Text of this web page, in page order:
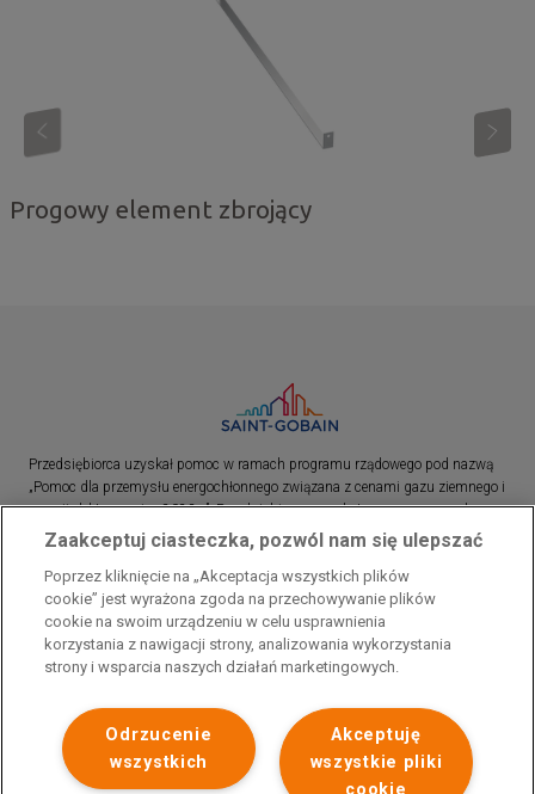
Progowy element zbrojący
Przedsiębiorca uzyskał pomoc w ramach programu rządowego pod nazwą
„Pomoc dla przemysłu energochłonnego związana z cenami gazu ziemnego i
energii elektrycznej w 2023 r.”. Przedsiębiorca uzyskał pomoc w ramach
programu rządowego pod nazwą: „Pomoc dla sektorów energochłonnych
związana z nagłymi wzrostami cen gazu ziemnego i energii elektrycznej w
2022 r.”
Zaakceptuj ciasteczka, pozwól nam się ulepszać
Poprzez kliknięcie na „Akceptacja wszystkich plików
cookie” jest wyrażona zgoda na przechowywanie plików
cookie na swoim urządzeniu w celu usprawnienia
korzystania z nawigacji strony, analizowania wykorzystania
strony i wsparcia naszych działań marketingowych.
Akceptuję
wszystkie pliki
cookie
Odrzucenie
wszystkich